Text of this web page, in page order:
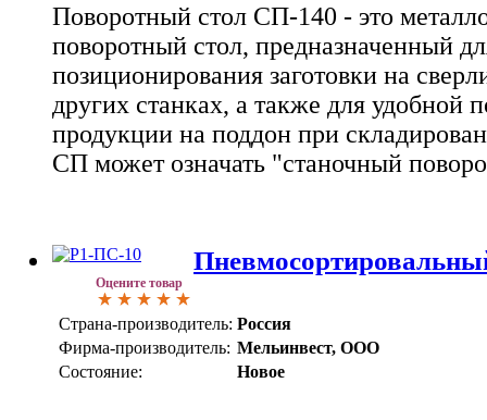
Поворотный стол СП-140 - это
поворотный стол, предназначенный
позиционирования заготовки на
других станках, а также для удобной
продукции на поддон при
СП может означать "станочный
Оцените товар
Страна-производитель: Россия
Фирма-производитель: Мельинвест, ООО
Состояние:
Новое